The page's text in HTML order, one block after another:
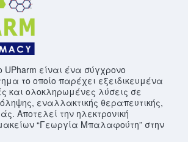
είναι ένα σύγχρονο
το οποίο παρέχει εξειδικευμένα
και ολοκληρωμένες λύσεις σε
εναλλακτικής θεραπευτικής,
Αποτελεί την ηλεκτρονική
“Γεωργία Μπαλαφούτη” στην